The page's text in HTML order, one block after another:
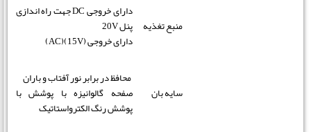
منبع تغذیه
دارای خروجی DC جهت راه اندازی
پنل 20V
دارای خروجی (15V)(AC)
سایه بان
محافظ در برابر نور آفتاب و باران
صفحه گالوانیزه با پوشش با
پوشش رنگ الکترواستاتیک